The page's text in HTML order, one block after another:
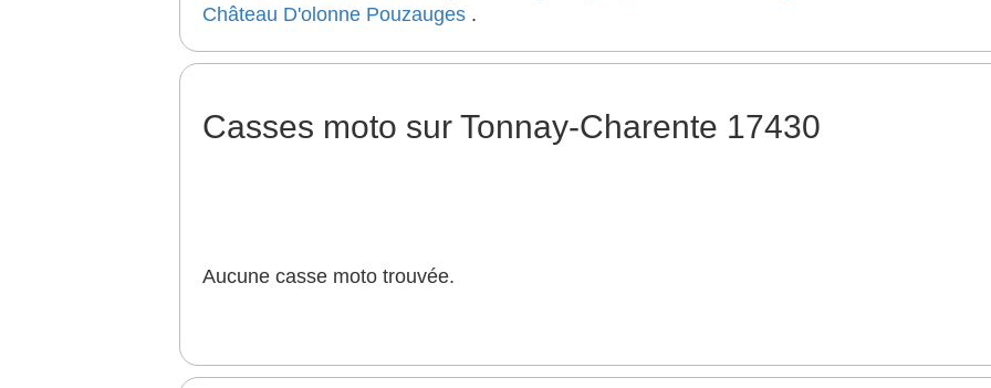
Château D'olonne Pouzauges .
Casses moto sur Tonnay-Charente 17430
Aucune casse moto trouvée.